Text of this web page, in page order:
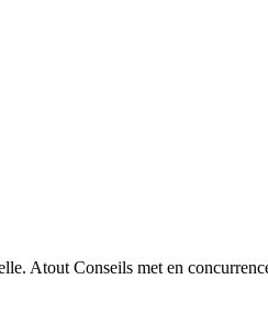
Atout Conseils met en